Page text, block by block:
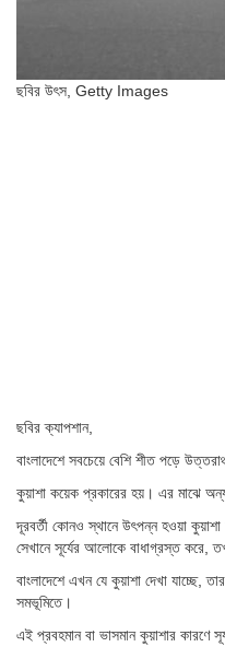
ছবির উৎস, Getty Images
ছবির ক্যাপশান,
বাংলাদেশে সবচেয়ে বেশি শীত পড়ে
কুয়াশা কয়েক প্রকারের হয়। এর মাঝে
দূরবর্তী কোনও স্থানে উৎপন্ন হওয়া
সেখানে সূর্যের আলোকে বাধাগ্রস্ত করে,
বাংলাদেশে এখন যে কুয়াশা দেখা যাচ্ছে,
সমভূমিতে।
এই প্রবহমান বা ভাসমান কুয়াশার কারণে